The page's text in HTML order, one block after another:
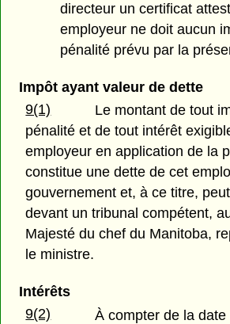
directeur un certificat
employeur ne doit aucun
pénalité prévu par la
Impôt ayant valeur de dette
9(1)
Le montant de tout
pénalité et de tout intérêt
employeur en application de la
constitue une dette de cet
gouvernement et, à ce titre,
devant un tribunal compétent,
Majesté du chef du Manitoba,
le ministre.
Intérêts
9(2)
À compter de la